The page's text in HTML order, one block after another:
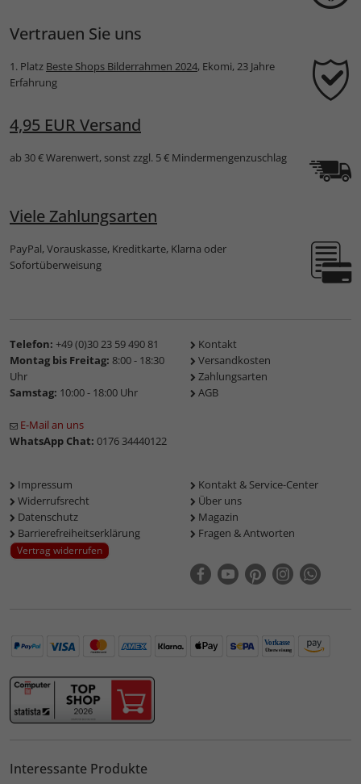
Vertrauen Sie uns
1. Platz Beste Shops Bilderrahmen 2024, Ekomi, 23 Jahre
Erfahrung
4,95 EUR Versand
ab 30 € Warenwert, sonst zzgl. 5 € Mindermengenzuschlag
Viele Zahlungsarten
PayPal, Vorauskasse, Kreditkarte, Klarna oder
Sofortüberweisung
Telefon: +49 (0)30 23 59 490 81
Montag bis Freitag: 8:00 - 18:30
Uhr
Samstag: 10:00 - 18:00 Uhr
E-Mail an uns
WhatsApp Chat: 0176 34440122
Kontakt
Versandkosten
Zahlungsarten
AGB
Impressum
Widerrufsrecht
Datenschutz
Barrierefreiheitserklärung
Vertrag widerrufen
Kontakt & Service-Center
Über uns
Magazin
Fragen & Antworten
Interessante Produkte